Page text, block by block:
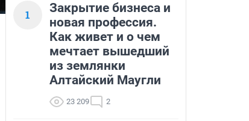
1
Закрытие бизнеса и
новая профессия.
Как живет и о чем
мечтает вышедший
из землянки
Алтайский Маугли
23 209 2